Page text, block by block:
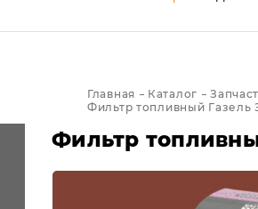
Главная Каталог
Фильтр топливный
Фильтр